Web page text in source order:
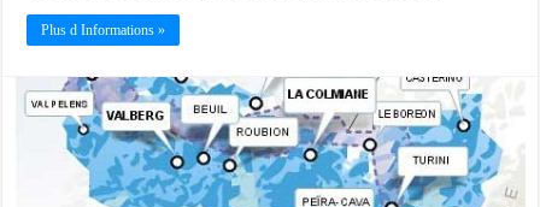
Plus d Informations »